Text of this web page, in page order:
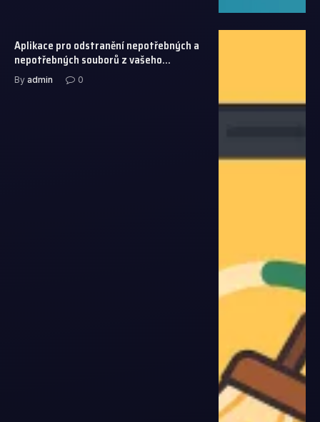
Aplikace pro odstranění nepotřebných a
nepotřebných souborů z vašeho
mobilního telefonu
By admin 0